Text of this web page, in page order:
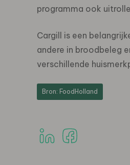
programma ook
Cargill is een
andere in broodbeleg
verschillende
Bron: FoodHolland